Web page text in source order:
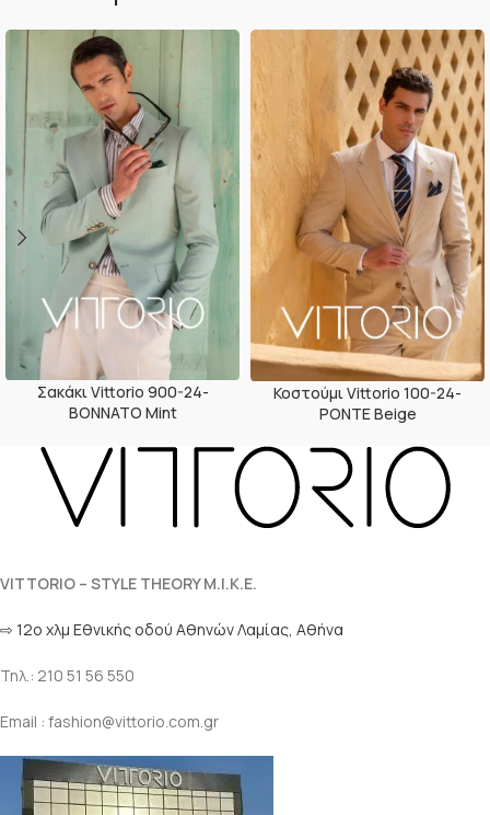
Σακάκι Vittorio 900-24-
BONNATO Mint
Κοστούμι Vittorio 100-24-
PONTE Beige
VITTORIO – STYLE THEORY M.I.K.E.
⇨ 12ο χλμ Eθνικής οδού Αθηνών Λαμίας, Αθήνα
Τηλ.: 210 51 56 550
Email : fashion@vittorio.com.gr